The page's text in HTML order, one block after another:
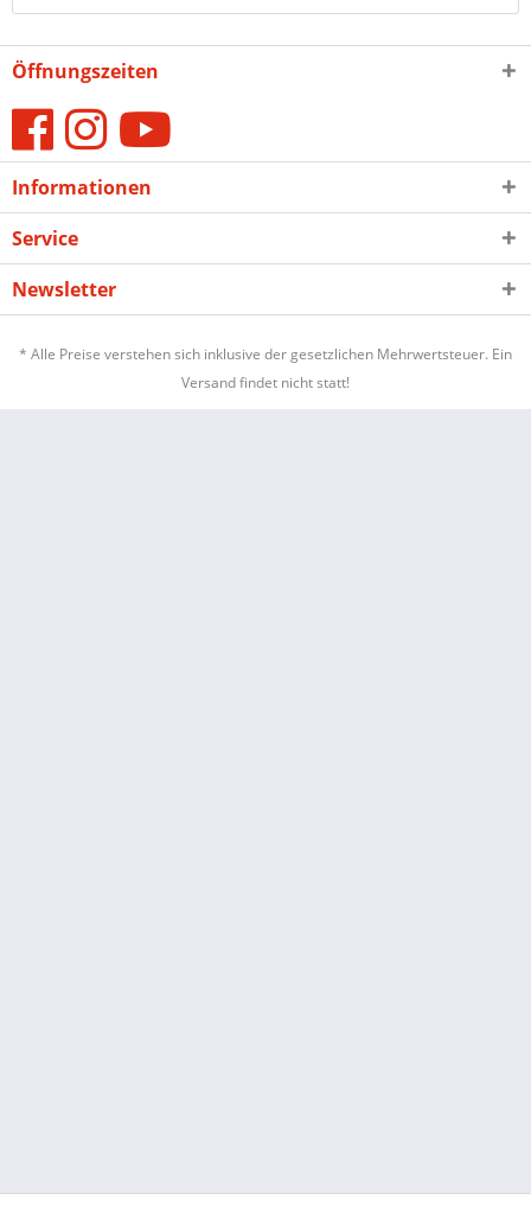
Öffnungszeiten
Informationen
Service
Newsletter
* Alle Preise verstehen sich inklusive der gesetzlichen Mehrwertsteuer. Ein
Versand findet nicht statt!